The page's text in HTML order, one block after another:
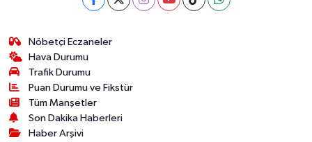
Nöbetçi Eczaneler
Hava Durumu
Trafik Durumu
Puan Durumu ve Fikstür
Tüm Manşetler
Son Dakika Haberleri
Haber Arşivi